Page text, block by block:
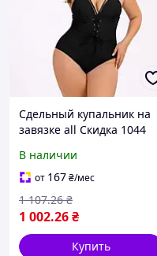
Сдельный купальник на
завязке all Скидка 1044
В наличии
от 167₴/мес
1 002.26₴
1 107.26 ₴
Купить